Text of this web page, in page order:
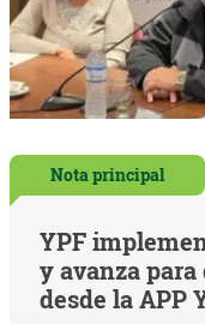
Nota principal
YPF
y avanza
desde la APP